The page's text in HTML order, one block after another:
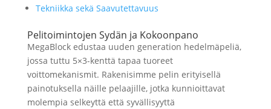
Tekniikka sekä Saavutettavuus
Pelitoimintojen Sydän ja Kokoonpano
MegaBlock edustaa uuden generation hedelmäpeliä,
jossa tuttu 5×3-kenttä tapaa tuoreet
voittomekanismit. Rakenisimme pelin erityisellä
painotuksella näille pelaajille, jotka kunnioittavat
molempia selkeyttä että syvällisyyttä